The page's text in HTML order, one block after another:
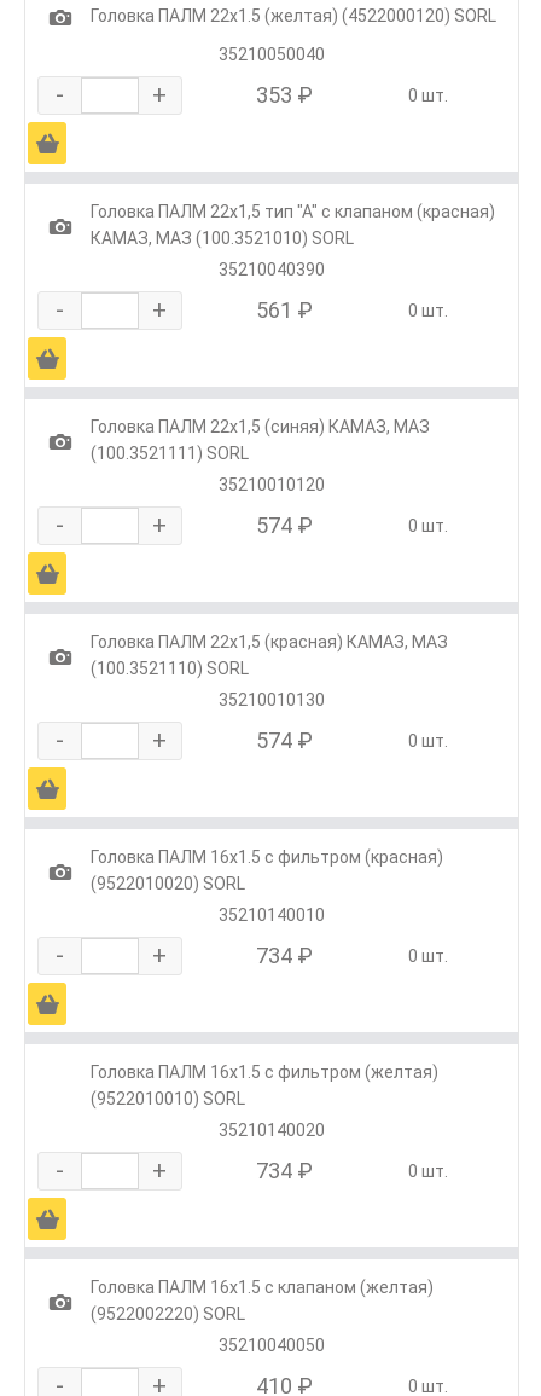
1
Головка ПАЛМ 22х1.5 (желтая) (4522000120) SORL
35210050040
- + 353 ₽ 0 шт.
Ä
1
Головка ПАЛМ 22х1,5 тип "А" с клапаном (красная)
КАМАЗ, МАЗ (100.3521010) SORL
35210040390
- + 561 ₽ 0 шт.
Ä
1
Головка ПАЛМ 22х1,5 (синяя) КАМАЗ, МАЗ
(100.3521111) SORL
35210010120
- + 574 ₽ 0 шт.
Ä
1
Головка ПАЛМ 22х1,5 (красная) КАМАЗ, МАЗ
(100.3521110) SORL
35210010130
- + 574 ₽ 0 шт.
Ä
1
Головка ПАЛМ 16х1.5 с фильтром (красная)
(9522010020) SORL
35210140010
- + 734 ₽ 0 шт.
Ä
Головка ПАЛМ 16х1.5 с фильтром (желтая)
(9522010010) SORL
35210140020
- + 734 ₽ 0 шт.
Ä
1
Головка ПАЛМ 16х1.5 с клапаном (желтая)
(9522002220) SORL
35210040050
- + 410 ₽ 0 шт.